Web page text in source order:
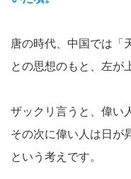
唐の時代、中国では「
との思想のもと、左が
ザックリ言うと、偉い
その次に偉い人は日が
という考えです。